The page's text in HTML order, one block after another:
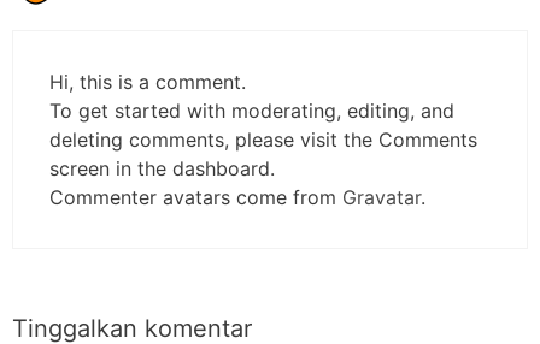
Hi, this is a comment.
To get started with moderating, editing, and
deleting comments, please visit the Comments
screen in the dashboard.
Commenter avatars come from Gravatar.
Tinggalkan komentar